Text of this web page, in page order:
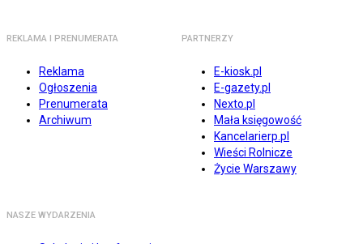
REKLAMA I PRENUMERATA
Reklama
Ogłoszenia
Prenumerata
Archiwum
PARTNERZY
E-kiosk.pl
E-gazety.pl
Nexto.pl
Mała księgowość
Kancelarierp.pl
Wieści Rolnicze
Życie Warszawy
NASZE WYDARZENIA